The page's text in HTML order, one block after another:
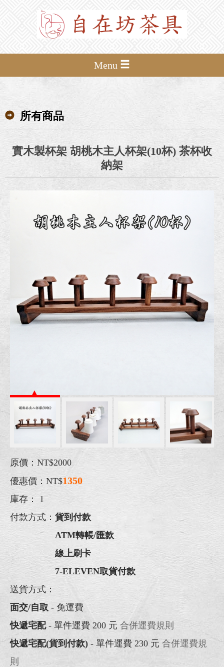
Menu
所有商品
實木製杯架 胡桃木主人杯架(10杯) 茶杯收
納架
原價：NT$2000
優惠價：NT$1350
庫存： 1
付款方式： 貨到付款
ATM轉帳/匯款
線上刷卡
7-ELEVEN取貨付款
送貨方式：
面交/自取 - 免運費
快遞宅配- 單件運費 200 元 合併運費規則
快遞宅配(貨到付款) - 單件運費 230 元 合併運費規
則